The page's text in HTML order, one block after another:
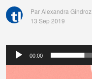
Par Alexandra Gindroz
13 Sep 2019
00:00